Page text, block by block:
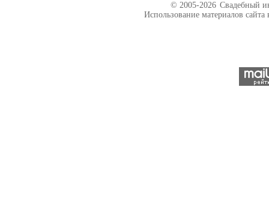
© 2005-2026 Свадебный
Использование материалов